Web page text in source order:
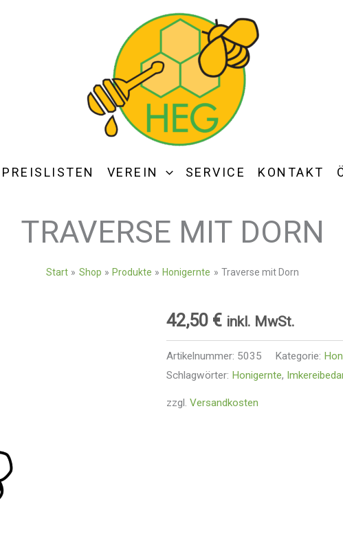
PREISLISTEN VEREIN SERVICE KONTAKT
TRAVERSE MIT DORN
Start Shop Produkte Honigernte Traverse mit Dorn
42,50 € inkl. MwSt.
Artikelnummer: 5035 Kategorie:
Schlagwörter: Honigernte,
zzgl. Versandkosten